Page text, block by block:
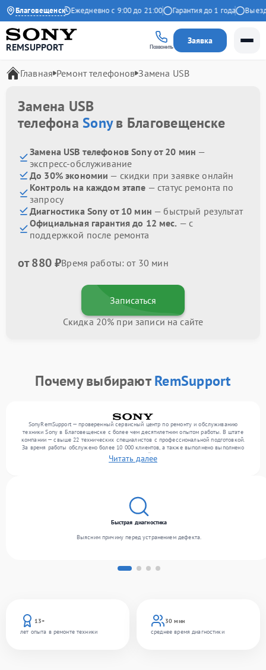
Благовещенск
4.9 на Яндекс Ежедневно с 9:00 до 21:00 Гарантия до 1 года Выезд
REMSUPPORT Позвонить
Заявка
Главная Ремонт телефонов Замена USB
Замена USB
телефонаSonyв Благовещенске
Замена USB телефонов Sony от 20 мин —
экспресс-обслуживание
До 30% экономии — скидки при заявке онлайн
Контроль на каждом этапе — статус ремонта по
запросу
Диагностика Sony от 10 мин — быстрый результат
Официальная гарантия до 12 мес. — с
поддержкой после ремонта
от 880 ₽Время работы: от 30 мин
Записаться
Скидка 20% при записи на сайте
Почему выбираютRemSupport
SonyRemSupport — проверенный сервисный центр по ремонту и обслуживанию
техники Sony в Благовещенске с более чем десятилетним опытом работы. В штате
компании — свыше 22 технических специалистов с профессиональной подготовкой.
За время работы обслужено более 10 000 клиентов, а также выполнено выполнено
более 12 000 ремонтов. Ежемесячно в сервисный центр поступает свыше 300 единиц
техники, включая , , . Мы беремся за задачи любой сложности и поддерживаем
Читать далее
13+
лет опыта в ремонте техники
30 мин
среднее время диагностики
Быстрая диагностика
Выясним причину перед устранением дефекта.